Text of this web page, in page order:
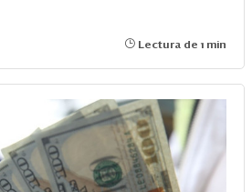
Lectura de 1 min